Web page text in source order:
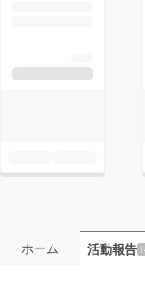
ホーム 活動報告